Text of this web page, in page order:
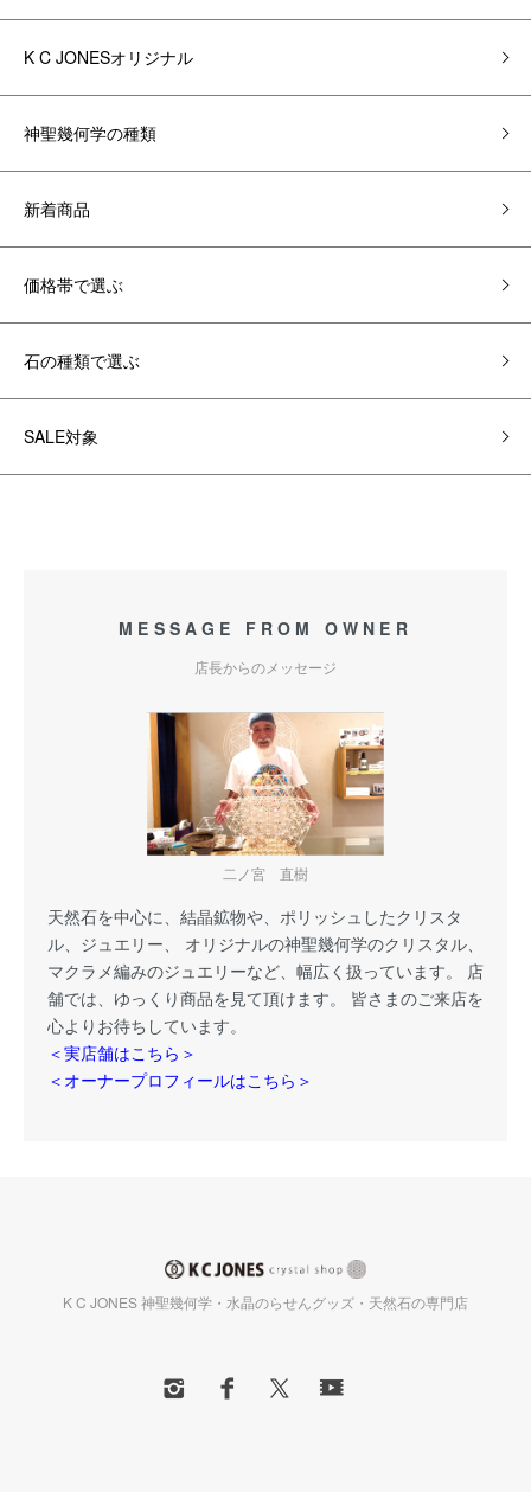
K C JONESオリジナル
神聖幾何学の種類
新着商品
価格帯で選ぶ
石の種類で選ぶ
SALE対象
MESSAGE FROM OWNER
店長からのメッセージ
二ノ宮 直樹
天然石を中心に、結晶鉱物や、ポリッシュしたクリスタ
ル、ジュエリー、 オリジナルの神聖幾何学のクリスタル、
マクラメ編みのジュエリーなど、幅広く扱っています。 店
舗では、ゆっくり商品を見て頂けます。 皆さまのご来店を
心よりお待ちしています。
＜実店舗はこちら＞
＜オーナープロフィールはこちら＞
K C JONES 神聖幾何学・水晶のらせんグッズ・天然石の専門店